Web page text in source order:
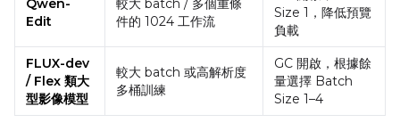
Edit
件的 1024 工作流
Size 1，降低預覽
負載
FLUX-dev
/ Flex 類大
型影像模型
較大 batch 或高解析度
多桶訓練
GC 開啟，根據餘
量選擇 Batch
Size 1–4